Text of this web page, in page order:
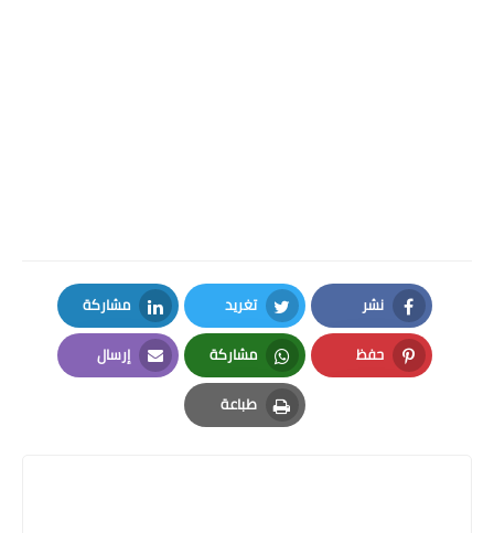
نشر
Facebook
تغريد
Twitter
مشاركة
LinkedIn
حفظ
Pinterest
مشاركة
Whatsapp
إرسال
Email
طباعة
Print